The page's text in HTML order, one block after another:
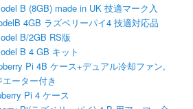
B (8GB) made in UK 技適マーク入
4GB ラズベリーパイ4 技適対応品
B/2GB RS版
B 4 GB キット
Pi 4B ケース+デュアル冷却ファン,
ーター付き
Pi 4 ケース